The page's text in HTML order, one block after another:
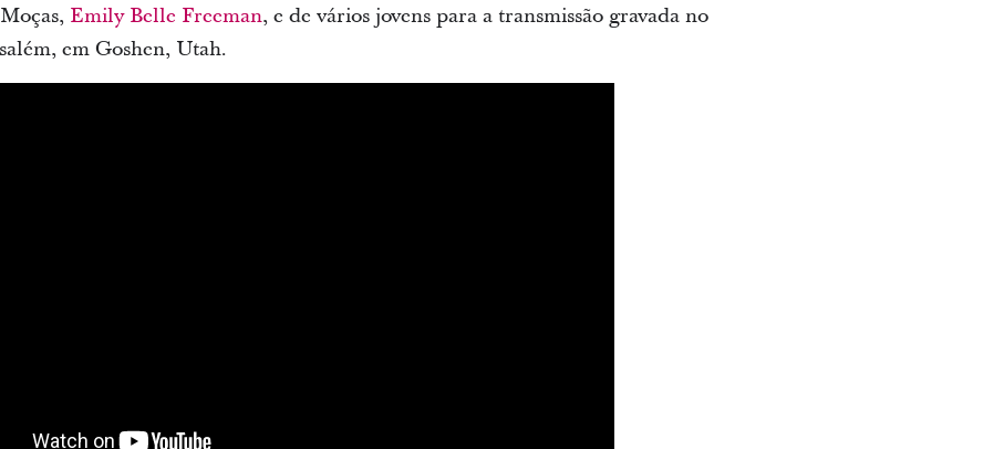
Emily Belle Freeman, e de vários jovens para a transmissão gravada no
em Goshen, Utah.